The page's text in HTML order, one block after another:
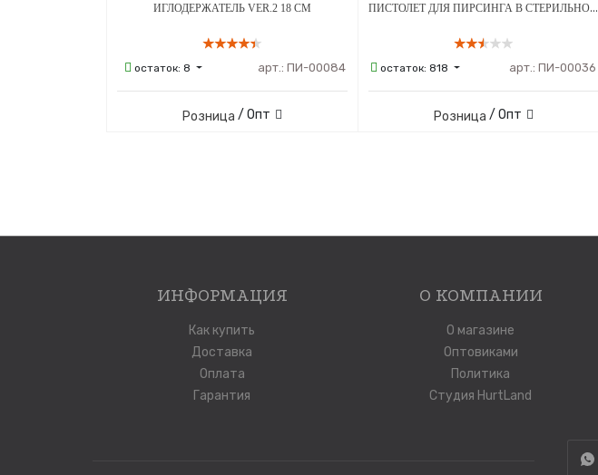
ИГЛОДЕРЖАТЕЛЬ VER.2 18 СМ
остаток: 8 арт.: ПИ-00084
Розница / Опт
ПИСТОЛЕТ ДЛЯ ПИРСИНГА В СТЕРИЛЬНОЙ УПАКОВКЕ МОД. 203 С СЕРЕБРЯНЫМ УКРАШЕНИЕМ ШАРИК 3 ММ БЕЛЫЙ - 1 ШТ
остаток: 818 арт.: ПИ-00036
Розница / Опт
ИНФОРМАЦИЯ
Как купить
Доставка
Оплата
Гарантия
О КОМПАНИИ
О магазине
Оптовиками
Политика
Студия HurtLand